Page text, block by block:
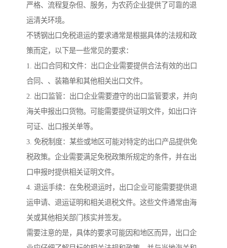
严格、流程复杂但、服务，为农药企业提供了可靠的退
运清关环境。
不锈钢出口免税退运的要求通常是根据具体的法规和政
策而定，以下是一些常见的要求：
1. 出口合同和文件：出口企业需要提供合法有效的出口
合同、、装箱单和其他相关出口文件。
2. 出口监管：出口企业需要遵守的出口监管要求，并向
海关申报出口货物。可能需要提供证明文件，如出口许
可证、出口报关单等。
3. 免税制度：某些或地区可能对特定的出口产品提供免
税政策。企业需要满足免税政策所规定的条件，并在出
口申报时提供相关证明文件。
4. 退运手续：在免税退运时，出口企业可能需要提供退
运申请、退运证明和相关退税文件。这些文件通常由海
关或其他相关部门核实并签发。
需要注意的是，具体的要求可能因和地区而异，出口企